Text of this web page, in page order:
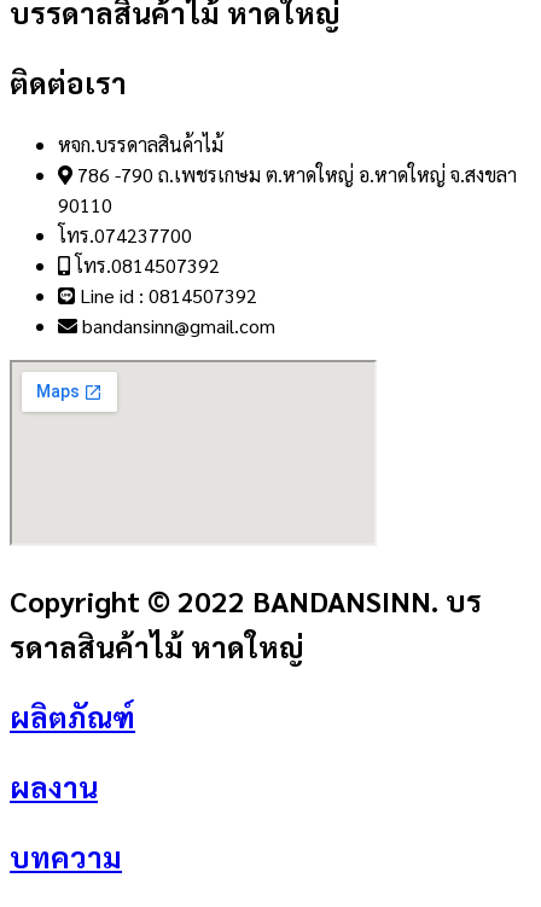
บรรดาลสินค้าไม้ หาดใหญ่
ติดต่อเรา
หจก.บรรดาลสินค้าไม้
786 -790 ถ.เพชรเกษม ต.หาดใหญ่ อ.หาดใหญ่ จ.สงขลา
90110
โทร.074237700
โทร.0814507392
Line id : 0814507392
bandansinn@gmail.com
Copyright © 2022 BANDANSINN. บร
รดาลสินค้าไม้ หาดใหญ่
ผลิตภัณฑ์
ผลงาน
บทความ